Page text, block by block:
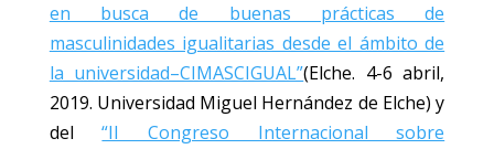
en busca de buenas prácticas de
masculinidades igualitarias desde el ámbito de
la universidad–CIMASCIGUAL”(Elche. 4-6 abril,
2019. Universidad Miguel Hernández de Elche) y
del“II Congreso Internacional sobre